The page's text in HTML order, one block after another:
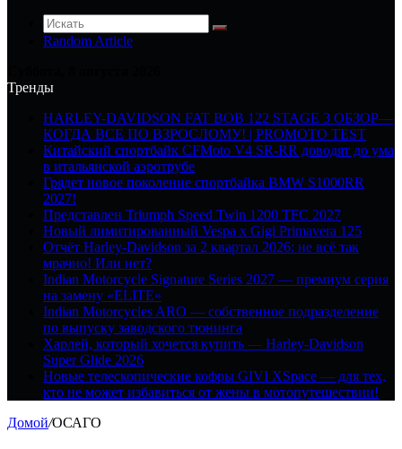
Random Article
Тренды
HARLEY-DAVIDSON FAT BOB 122 STAGE 3 ОБЗОР—
КОГДА ВСЕ ПО ВЗРОСЛОМУ! | PROMOTO TEST
Китайский спортбайк CFMoto V4 SR-RR доводят до ума
в итальянской аэротрубе
Грядет новое поколение спортбайка BMW S1000RR
2027!
Представлен Triumph Speed Twin 1200 TFC 2027
Новый лимитированный Vespa x Gigi Primavera 125
Отчёт Harley-Davidson за 2 квартал 2026: не всё так
мрачно! Или нет?
Indian Motorcycle Signature Series 2027 — премиум серия
на замену «ELITE»
Indian Motorcycles ARO — собственное подразделение
по выпуску заводского тюнинга
Харлей, который хочется купить — Harley-Davidson
Super Glide 2026
Новые телескопические кофры GIVI XSpace — для тех,
кто не может избавиться от жены в мотопутешествии!
Домой/ОСАГО